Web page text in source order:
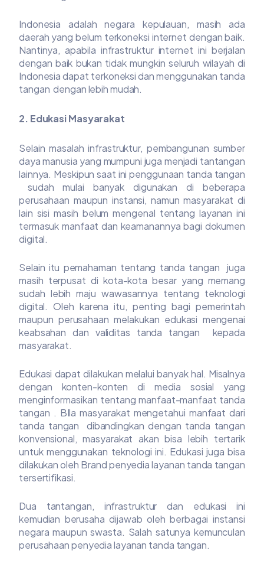
Indonesia adalah negara kepulauan, masih ada
daerah yang belum terkoneksi internet dengan baik.
Nantinya, apabila infrastruktur internet ini berjalan
dengan baik bukan tidak mungkin seluruh wilayah di
Indonesia dapat terkoneksi dan menggunakan tanda
tangan dengan lebih mudah.
2. Edukasi Masyarakat
Selain masalah infrastruktur, pembangunan sumber
daya manusia yang mumpuni juga menjadi tantangan
lainnya. Meskipun saat ini penggunaan tanda tangan
sudah mulai banyak digunakan di beberapa
perusahaan maupun instansi, namun masyarakat di
lain sisi masih belum mengenal tentang layanan ini
termasuk manfaat dan keamanannya bagi dokumen
digital.
Selain itu pemahaman tentang tanda tangan juga
masih terpusat di kota-kota besar yang memang
sudah lebih maju wawasannya tentang teknologi
digital. Oleh karena itu, penting bagi pemerintah
maupun perusahaan melakukan edukasi mengenai
keabsahan dan validitas tanda tangan kepada
masyarakat.
Edukasi dapat dilakukan melalui banyak hal. Misalnya
dengan konten-konten di media sosial yang
menginformasikan tentang manfaat-manfaat tanda
tangan . BIla masyarakat mengetahui manfaat dari
tanda tangan dibandingkan dengan tanda tangan
konvensional, masyarakat akan bisa lebih tertarik
untuk menggunakan teknologi ini. Edukasi juga bisa
dilakukan oleh Brand penyedia layanan tanda tangan
tersertifikasi.
Dua tantangan, infrastruktur dan edukasi ini
kemudian berusaha dijawab oleh berbagai instansi
negara maupun swasta. Salah satunya kemunculan
perusahaan penyedia layanan tanda tangan.